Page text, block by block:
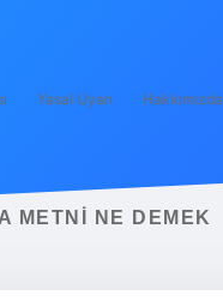
Yasal Uyarı Hakkımızda
METNI NE DEMEK